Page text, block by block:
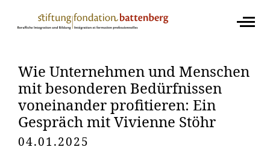
Wie Unternehmen und Menschen
mit besonderen Bedürfnissen
voneinander profitieren: Ein
Gespräch mit Vivienne Stöhr
04.01.2025